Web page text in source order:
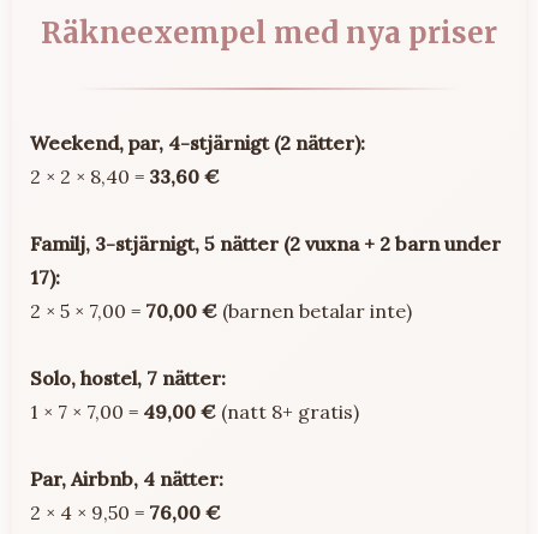
Räkneexempel med nya priser
Weekend, par, 4-stjärnigt (2 nätter):
2 × 2 × 8,40 = 33,60 €
Familj, 3-stjärnigt, 5 nätter (2 vuxna + 2 barn under
17):
2 × 5 × 7,00 = 70,00 € (barnen betalar inte)
Solo, hostel, 7 nätter:
1 × 7 × 7,00 = 49,00 € (natt 8+ gratis)
Par, Airbnb, 4 nätter:
2 × 4 × 9,50 = 76,00 €